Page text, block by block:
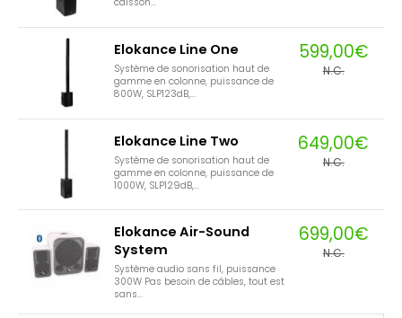
Elokance Line One
Système de sonorisation haut de
gamme en colonne, puissance de
800W, SLP123dB,...
599,00€
N.C.
Elokance Line Two
Système de sonorisation haut de
gamme en colonne, puissance de
1000W, SLP129dB,...
649,00€
N.C.
Elokance Air-Sound
System
Système audio sans fil, puissance
300W Pas besoin de câbles, tout est
sans...
699,00€
N.C.